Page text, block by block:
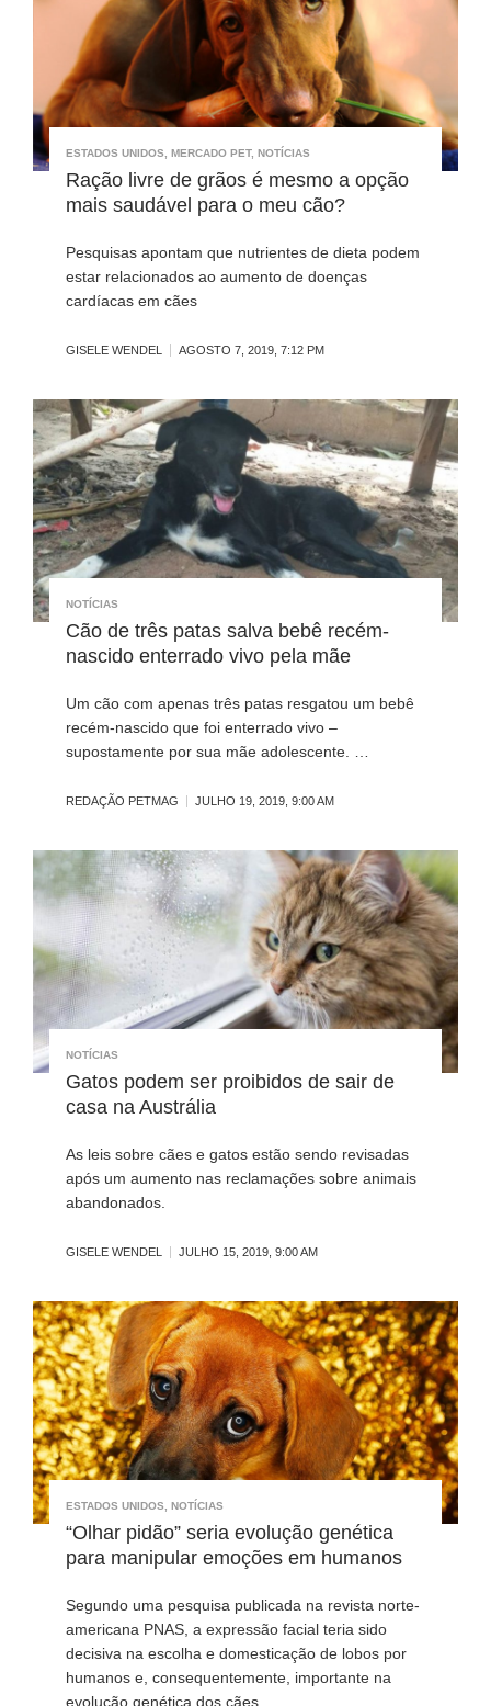
ESTADOS UNIDOS MERCADO PET, NOTÍCIAS
Ração livre de grãos é mesmo a opção
mais saudável para o meu cão?
Pesquisas apontam que nutrientes de dieta podem
estar relacionados ao aumento de doenças
cardíacas em cães
GISELE WENDEL AGOSTO 7, 2019, 7:12 PM
NOTÍCIAS
Cão de três patas salva bebê recém-
nascido enterrado vivo pela mãe
Um cão com apenas três patas resgatou um bebê
recém-nascido que foi enterrado vivo –
supostamente por sua mãe adolescente. …
REDAÇÃO PETMAG JULHO 19, 2019, 9:00 AM
NOTÍCIAS
Gatos podem ser proibidos de sair de
casa na Austrália
As leis sobre cães e gatos estão sendo revisadas
após um aumento nas reclamações sobre animais
abandonados.
GISELE WENDEL JULHO 15, 2019, 9:00 AM
ESTADOS UNIDOS, NOTÍCIAS
“Olhar pidão” seria evolução genética
para manipular emoções em humanos
Segundo uma pesquisa publicada na revista norte-
americana PNAS, a expressão facial teria sido
decisiva na escolha e domesticação de lobos por
humanos e, consequentemente, importante na
evolução genética dos cães.